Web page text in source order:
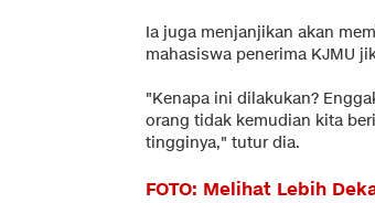
Ia juga menjanjikan akan
mahasiswa penerima KJMU
"Kenapa ini dilakukan?
orang tidak kemudian kita
tingginya," tutur dia.
FOTO: Melihat Lebih